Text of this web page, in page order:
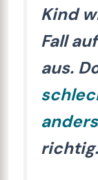
Kind
Fall
aus.
anders
richtig.